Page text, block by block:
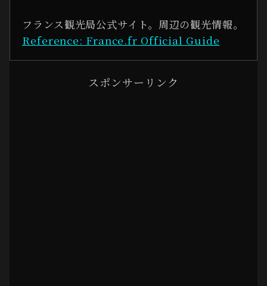
フランス観光局公式サイト。周辺の観光情報。
Reference: France.fr Official Guide
スポンサーリンク